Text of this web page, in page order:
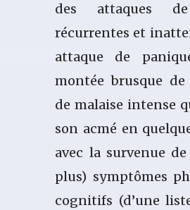
des attaques
récurrentes et
attaque de
montée brusque
de malaise intense
son acmé en
avec la survenue
plus) symptômes
cognitifs (d’une